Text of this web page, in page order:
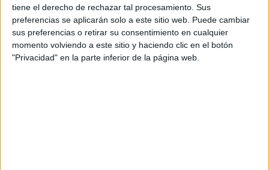
tiene el derecho de rechazar tal procesamiento. Sus
preferencias se aplicarán solo a este sitio web. Puede cambiar
sus preferencias o retirar su consentimiento en cualquier
momento volviendo a este sitio y haciendo clic en el botón
"Privacidad" en la parte inferior de la página web.